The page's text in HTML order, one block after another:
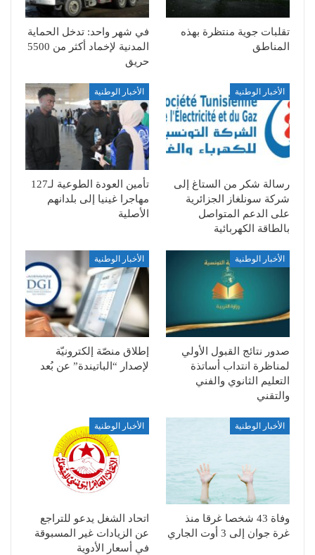
تقلبات جوية منتظرة بهذه
المناطق
في شهر واحد: تدخل الحماية
المدنية لإخماد أكثر من 5500
حريق
الأخبار الوطنية
رسالة شكر من الستاغ إلى
شركة سونلغاز الجزائرية
على الدعم المتواصل
بالطاقة الكهربائية
الأخبار الوطنية
تأمين العودة الطوعية لـ127
مهاجرا غينيا إلى بلدانهم
الأصلية
الأخبار الوطنية
صدور نتائج القبول الأولي
لمناظرة انتداب أساتذة
التعليم الثانوي والفني
والتقني
الأخبار الوطنية
إطلاق منصّة إلكترونيّة
لإصدار “الباتيندة” عن بُعد
الأخبار الوطنية
وفاة 43 شخصا غرقا منذ
غرة جوان إلى 3 أوت الجاري
الأخبار الوطنية
اتحاد الشغل يدعو للتراجع
عن الزيادات غير المسبوقة
في أسعار الأدوية